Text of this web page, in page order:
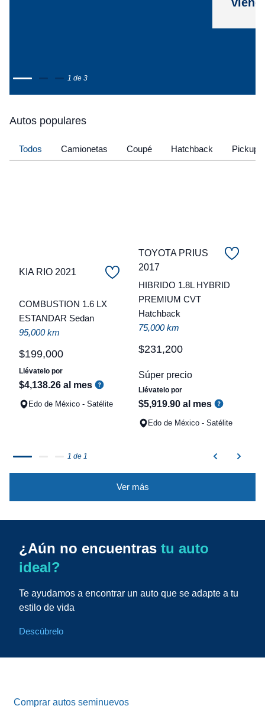
1 de 3
Autos populares
Todos Camionetas Coupé Hatchback Pickup
KIA RIO 2021
COMBUSTION 1.6 LX
ESTANDAR Sedan
95,000 km
$199,000
Llévatelo por
$4,138.26 al mes
Edo de México - Satélite
TOYOTA PRIUS
2017
HIBRIDO 1.8L HYBRID
PREMIUM CVT
Hatchback
75,000 km
$231,200
Súper precio
Llévatelo por
$5,919.90 al mes
Edo de México - Satélite
1 de 1
Ver más
¿Aún no encuentras tu auto
ideal?
Te ayudamos a encontrar un auto que se adapte a tu
estilo de vida
Descúbrelo
Comprar autos seminuevos